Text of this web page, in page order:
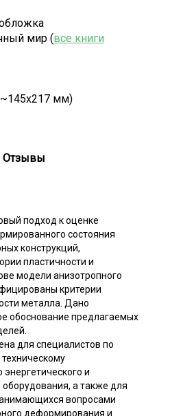
мир (все книги
мм)
Отзывы
подход к оценке
состояния
конструкций,
пластичности и
модели анизотропного
критерии
металла. Дано
обоснование предлагаемых
для специалистов по
и
а также для
вопросами
деформирования и